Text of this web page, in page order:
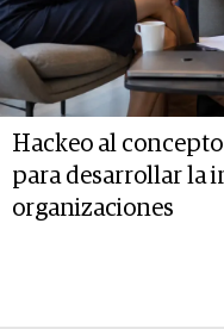
Hackeo al
para desarrollar la
organizaciones